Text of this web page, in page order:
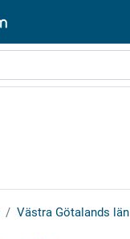
Västra Götalands län